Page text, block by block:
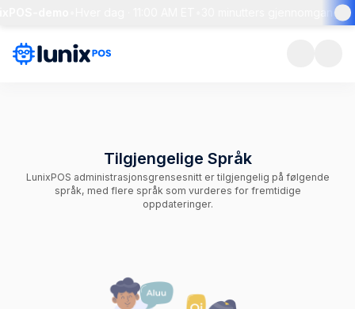
30 minutters gjennomgang +
Tilgjengelige Språk
LunixPOS administrasjonsgrensesnitt er tilgjengelig på følgende
språk, med flere språk som vurderes for fremtidige
oppdateringer.